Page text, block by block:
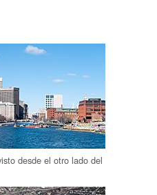
desde el otro lado del